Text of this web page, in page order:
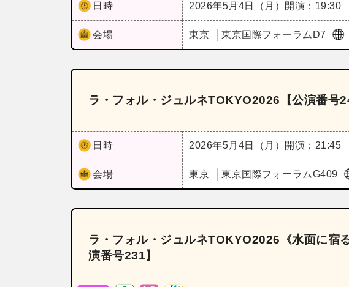
日時 2026年5月4日（月） 開演：19:30
会場 東京 東京国際フォーラムD7
ラ・フォル・ジュルネTOKYO2026【公演番号
日時 2026年5月4日（月） 開演：21:45
会場 東京 東京国際フォーラムG409
ラ・フォル・ジュルネTOKYO2026《水面に宿
演番号231】